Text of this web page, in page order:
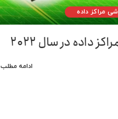
مراکز داده
داده در سال ۲۰۲۲
ادامه مطلب